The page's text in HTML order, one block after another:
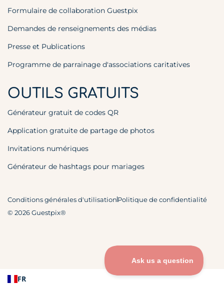
Formulaire de collaboration Guestpix
Demandes de renseignements des médias
Presse et Publications
Programme de parrainage d'associations caritatives
OUTILS GRATUITS
Générateur gratuit de codes QR
Application gratuite de partage de photos
Invitations numériques
Générateur de hashtags pour mariages
© 2026 Guestpix®
Conditions générales d'utilisationPolitique de confidentialité
FR